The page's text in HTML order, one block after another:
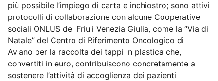
più possibile l’impiego di carta e inchiostro; sono attivi
protocolli di collaborazione con alcune Cooperative
sociali ONLUS del Friuli Venezia Giulia, come la “Via di
Natale” del Centro di Riferimento Oncologico di
Aviano per la raccolta dei tappi in plastica che,
convertiti in euro, contribuiscono concretamente a
sostenere l’attività di accoglienza dei pazienti